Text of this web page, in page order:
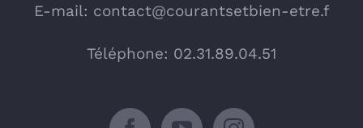
E-mail: contact@courantsetbien-etre.f
Téléphone: 02.31.89.04.51